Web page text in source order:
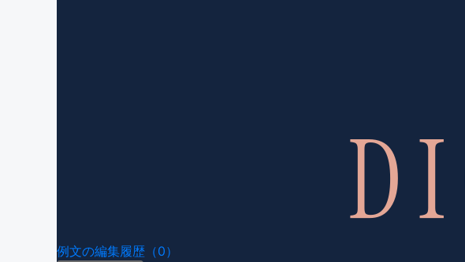
例文の編集履歴（0）